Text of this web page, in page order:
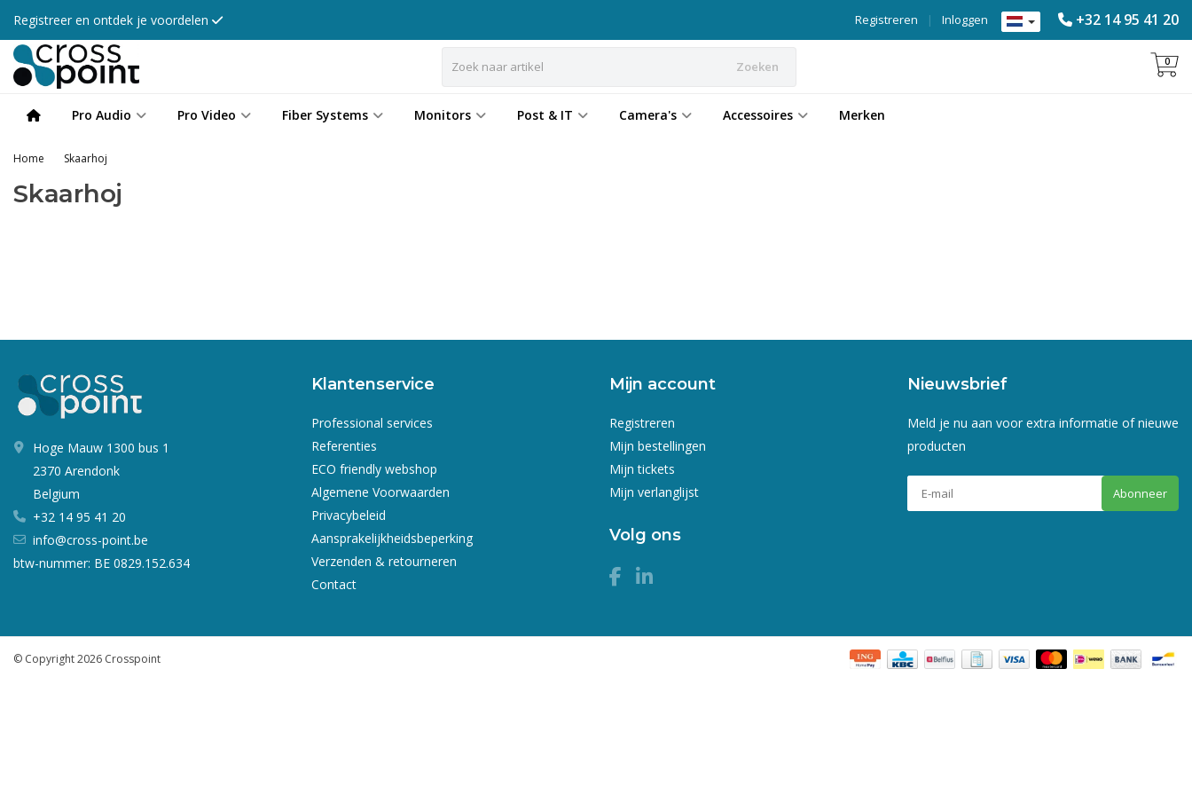
Registreer en ontdek je voordelen +32 14 95 41 20
Inloggen
|
Registreren
Zoeken 0
Pro Audio Pro Video Fiber Systems Monitors Post & IT Camera's Accessoires Merken
Home Skaarhoj
Skaarhoj
Hoge Mauw 1300 bus 1
2370 Arendonk
Belgium
+32 14 95 41 20
info@cross-point.be
btw-nummer: BE 0829.152.634
Klantenservice
Professional services
Referenties
ECO friendly webshop
Algemene Voorwaarden
Privacybeleid
Aansprakelijkheidsbeperking
Verzenden & retourneren
Contact
Mijn account
Registreren
Mijn bestellingen
Mijn tickets
Mijn verlanglijst
Volg ons
Nieuwsbrief
Meld je nu aan voor extra informatie of nieuwe
producten
Abonneer
© Copyright 2026 Crosspoint